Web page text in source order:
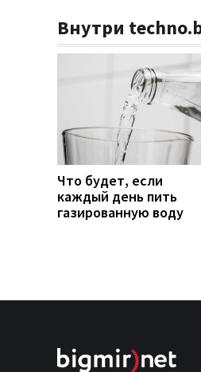
Внутри
Что будет, если
каждый день пить
газированную воду